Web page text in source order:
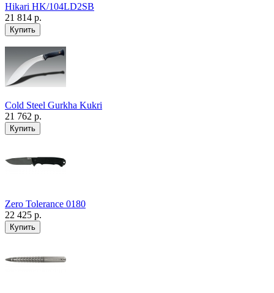
Hikari HK/104LD2SB
21 814 р.
Cold Steel Gurkha Kukri
21 762 р.
Zero Tolerance 0180
22 425 р.